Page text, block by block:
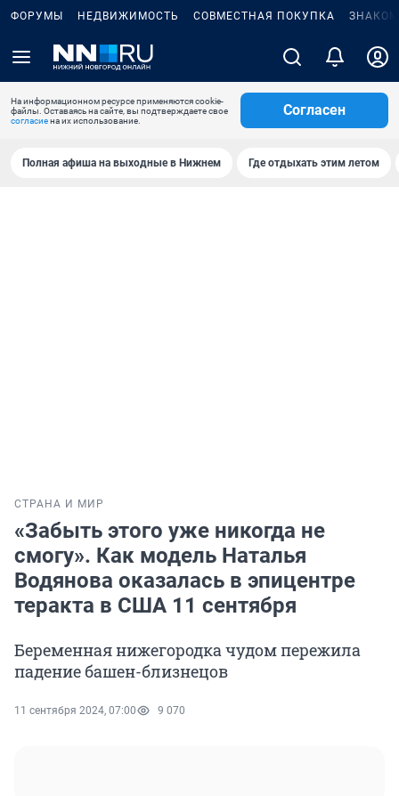
ФОРУМЫ НЕДВИЖИМОСТЬ СОВМЕСТНАЯ ПОКУПКА
На информационном ресурсе применяются cookie-
файлы. Оставаясь на сайте, вы подтверждаете свое
согласиена их использование.
Согласен
Полная афиша на выходные в Нижнем Где отдыхать этим летом
СТРАНА И МИР
«Забыть этого уже никогда не
смогу». Как модель Наталья
Водянова оказалась в эпицентре
теракта в США 11 сентября
Беременная нижегородка чудом пережила
падение башен-близнецов
11 сентября 2024, 07:00 9 070